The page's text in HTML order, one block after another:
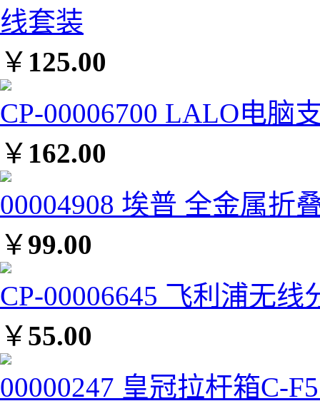
线套装
￥ 125.00
CP-00006700 LALO电脑
￥ 162.00
00004908 埃普 全金属折
￥99.00
CP-00006645 飞利浦无线
￥55.00
00000247 皇冠拉杆箱C-